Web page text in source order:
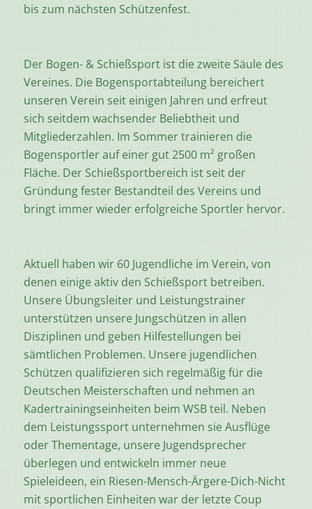
bis zum nächsten Schützenfest.
Der Bogen- & Schießsport ist die zweite Säule des
Vereines. Die Bogensportabteilung bereichert
unseren Verein seit einigen Jahren und erfreut
sich seitdem wachsender Beliebtheit und
Mitgliederzahlen. Im Sommer trainieren die
Bogensportler auf einer gut 2500 m² großen
Fläche. Der Schießsportbereich ist seit der
Gründung fester Bestandteil des Vereins und
bringt immer wieder erfolgreiche Sportler hervor.
Aktuell haben wir 60 Jugendliche im Verein, von
denen einige aktiv den Schießsport betreiben.
Unsere Übungsleiter und Leistungstrainer
unterstützen unsere Jungschützen in allen
Disziplinen und geben Hilfestellungen bei
sämtlichen Problemen. Unsere jugendlichen
Schützen qualifizieren sich regelmäßig für die
Deutschen Meisterschaften und nehmen an
Kadertrainingseinheiten beim WSB teil. Neben
dem Leistungssport unternehmen sie Ausflüge
oder Thementage, unsere Jugendsprecher
überlegen und entwickeln immer neue
Spieleideen, ein Riesen-Mensch-Ärgere-Dich-Nicht
mit sportlichen Einheiten war der letzte Coup